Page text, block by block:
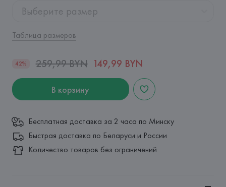
Выберите размер
Таблица размеров
42% 259,99 BYN 149,99 BYN
В корзину
Бесплатная доставка за 2 часа по Минску
Быстрая доставка по Беларуси и России
Количество товаров без ограничений